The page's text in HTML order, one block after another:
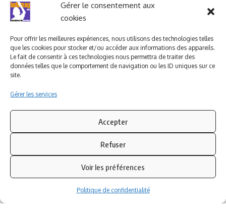
Gérer le consentement aux
cookies
Pour offrir les meilleures expériences, nous utilisons des technologies telles
que les cookies pour stocker et/ou accéder aux informations des appareils.
Le fait de consentir à ces technologies nous permettra de traiter des
données telles que le comportement de navigation ou les ID uniques sur ce
site.
Gérer les services
Accepter
Refuser
Voir les préférences
Politique de confidentialité
PARTENAIRES